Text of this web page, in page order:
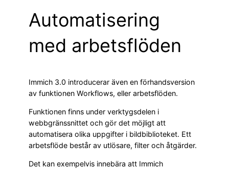
Automatisering
med arbetsflöden
Immich 3.0 introducerar även en förhandsversion
av funktionen Workflows, eller arbetsflöden.
Funktionen finns under verktygsdelen i
webbgränssnittet och gör det möjligt att
automatisera olika uppgifter i bildbiblioteket. Ett
arbetsflöde består av utlösare, filter och åtgärder.
Det kan exempelvis innebära att Immich